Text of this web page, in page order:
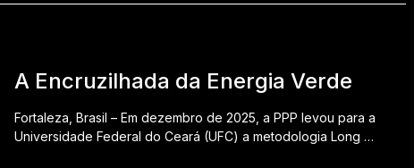
A Encruzilhada da Energia Verde
Fortaleza, Brasil – Em dezembro de 2025, a PPP levou para a
Universidade Federal do Ceará (UFC) a metodologia Long …